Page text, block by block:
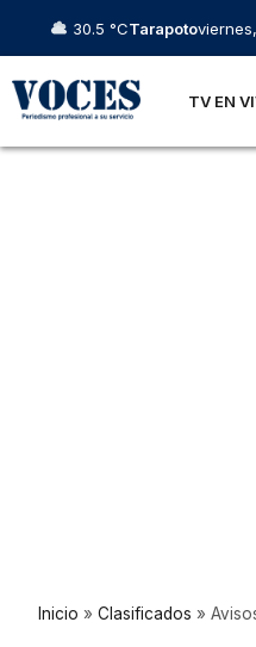
30.5 °CTarapoto
TV EN
Inicio » Clasificados »